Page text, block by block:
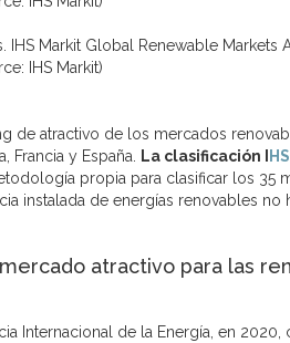
IHS Markit Global Renewable Markets
IHS Markit)
de atractivo de los mercados
Francia y España.
La clasificación I
propia para clasificar los 35
instalada de energías renovables no
mercado atractivo para las
Internacional de la Energía, en